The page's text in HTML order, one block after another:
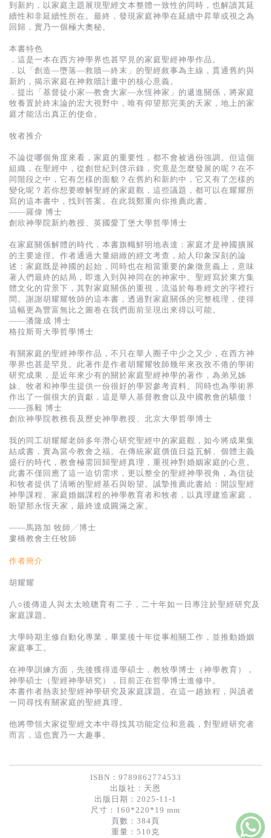
電子書
基道 Top 50
到新約，以家庭主題展現聖經文本整體一致性的同時，也解讀其延
續性和非延續性所在。最終，發現家庭神學在延續中昇華或視之為
回歸，實乃一個極大奧秘。
本書特色
．這是一本在西方神學界也甚罕見的家庭聖經神學作品。
．以「創造—墮落—救贖—終末」的聖經敘事為主線，貫通舊約與
新約，揭示家庭在神救贖計畫中的核心意義。
．提出「基督徒小家—教會大家—永恆神家」的遞進關係，將家庭
牧養置於終末論的宏大視野中，唯有仰望那完美的天家，地上的家
庭才能活出真正的使命。
牧者推介
不論從哪個角度來看，家庭的重要性，都不會被過份強調。但這個
組織，在聖經中，從創世紀到啓示錄，究竟是怎麼發展的呢？在不
同階段之中，它有怎樣的面貌？在舊約和新約中，它又有了怎樣的
變化呢？若你想要瞭解聖經的家庭觀，這些議題，都可以在耀耀所
寫的這本書中，找到答案。在此我鄭重向你推薦此書。
——羅偉 博士
創欣神學院新約教授、英國愛丁堡大學哲學博士
在家庭關係解體的時代，本書旗幟鮮明地表達：家庭才是神國擴展
的主要途徑。作者通過大量細緻的經文考查，給人印象深刻的論
述：家庭既是神國的起始，同時也在相當重要的象徵意義上，意味
著人們最終的結局，即進入到與神同在的神家中。聖經寫於東方集
體文化的背景下，其對家庭關係的重視，流溢於每卷經文的字裡行
間。謝謝胡耀耀牧師的這本書，透過對家庭關係的完整梳理，使得
這幅更為豐富無比之圖卷在我們面前呈現出來得以可能。
——潘隆成 博士
格拉斯哥大學哲學博士
有關家庭的聖經神學作品，不只在華人圈子中少之又少，在西方神
學界也甚是罕見。此著作是作者胡耀耀牧師幾年來孜孜不倦的學術
研究成果，是近年來少有的關於家庭聖經神學的著作，為弟兄姊
妹、牧者和神學生提供一份很好的學習參考資料。同時也為學術界
作出了一個很大的貢獻，這是華人基督教會以及中國教會的驕傲！
——孫毅 博士
創欣神學院教務長及歷史神學教授、北京大學哲學博士
我的同工胡耀耀老師多年潛心研究聖經中的家庭觀，如今將成果集
結成書，實為當今教會之福。在傳統家庭價值日益瓦解、個體主義
盛行的時代，教會極需回歸聖經真理，重視神對婚姻家庭的心意。
此書不僅回應了這一迫切需求，更以整全的聖經神學視角，為信徒
和牧者提供了清晰的聖經基石與盼望。誠摯推薦此書給：開設聖經
神學課程、家庭婚姻課程的神學教育者和牧者，以真理建造家庭，
盼望那永恆天家，最終達成圓滿之家。
——馬路加 牧師╱博士
婁橋教會主任牧師
作者簡介
胡耀耀
八○後傳道人與太太曉聰育有二子，二十年如一日專注於聖經研究及
家庭課題。
大學時期主修自動化專業，畢業後十年從事相關工作，並推動婚姻
家庭事工。
在神學訓練方面，先後獲得道學碩士，教牧學博士（神學教育），
神學碩士（聖經神學研究），目前正在哲學博士進修中。
本書作者熱衷於聖經神學研究及家庭課題。在這一趟旅程，與讀者
一同尋找有關家庭的聖經真理。
他將帶領大家從聖經文本中尋找其功能定位和意義，對聖經研究者
而言，這也實乃一大趣事。
ISBN：9789862774533
出版社： 天恩
出版日期：2025-11-1
尺寸：160*220*19 mm
頁數：384頁
重量：510克